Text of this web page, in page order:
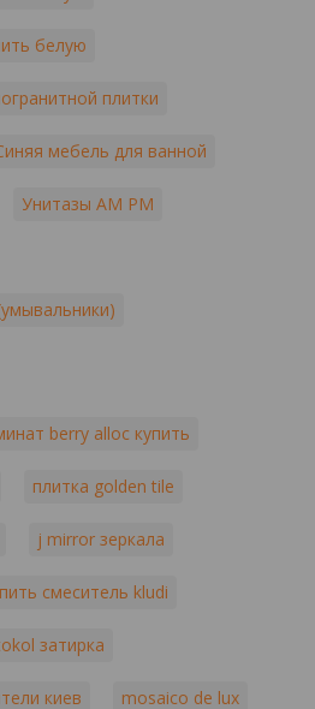
белую
плитки
мебель для ванной
Унитазы AM PM
berry alloc купить
плитка golden tile
j mirror зеркала
смеситель kludi
затирка
киев mosaico de lux